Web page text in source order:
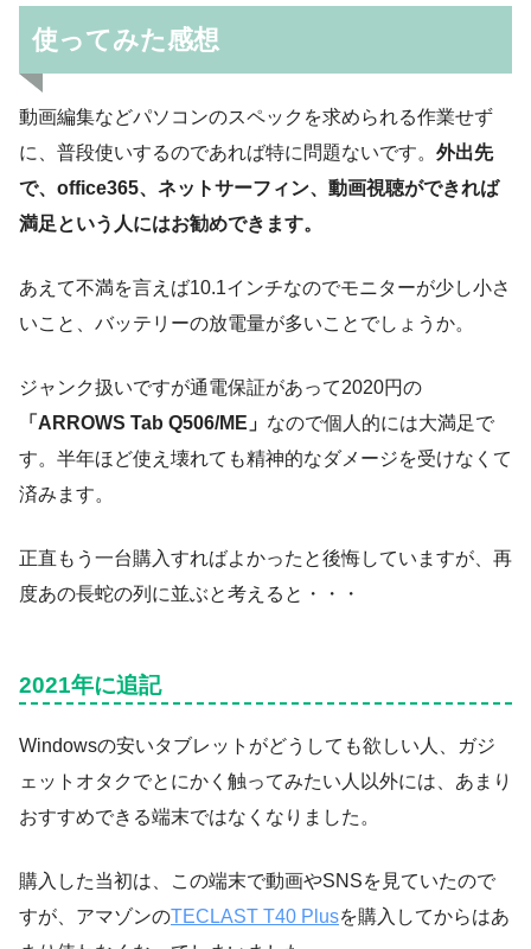
使ってみた感想
動画編集などパソコンのスペックを求められる作業せず
に、普段使いするのであれば特に問題ないです。 外出先
で、office365、ネットサーフィン、動画視聴ができれば
満足という人にはお勧めできます。
あえて不満を言えば10.1インチなのでモニターが少し小さ
いこと、バッテリーの放電量が多いことでしょうか。
ジャンク扱いですが通電保証があって2020円の
「ARROWS Tab Q506/ME」 なので個人的には大満足で
す。半年ほど使え壊れても精神的なダメージを受けなくて
済みます。
正直もう一台購入すればよかったと後悔していますが、再
度あの長蛇の列に並ぶと考えると・・・
2021年に追記
Windowsの安いタブレットがどうしても欲しい人、ガジ
ェットオタクでとにかく触ってみたい人以外には、あまり
おすすめできる端末ではなくなりました。
購入した当初は、この端末で動画やSNSを見ていたので
すが、アマゾンのTECLAST T40 Plusを購入してからはあ